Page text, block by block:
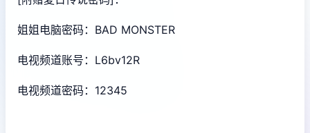
姐姐电脑密码：BAD MONSTER
电视频道账号：L6bv12R
电视频道密码：12345